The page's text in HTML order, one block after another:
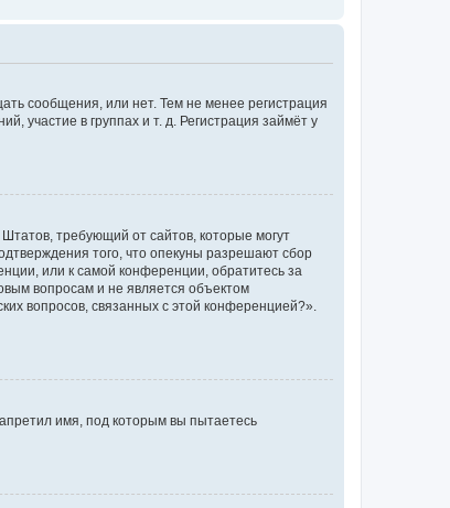
сообщения, или нет. Тем не менее регистрация
участие в группах и т. д. Регистрация займёт у
требующий от сайтов, которые могут
того, что опекуны разрешают сбор
или к самой конференции, обратитесь за
вопросам и не является объектом
вопросов, связанных с этой конференцией?».
имя, под которым вы пытаетесь